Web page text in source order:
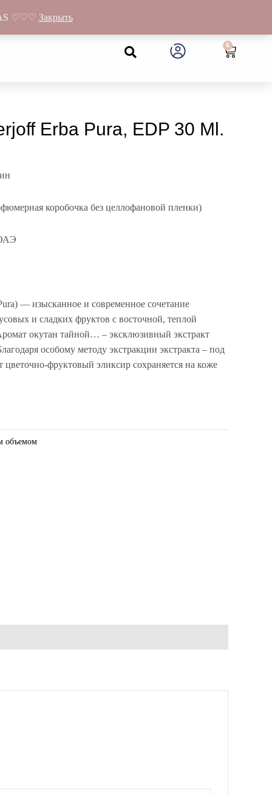
Search 0 Cart
Erba Pura, EDP 30 Ml.
коробочка без целлофановой пленки)
— изысканное и современное сочетание
и сладких фруктов с восточной, теплой
окутан тайной… – эксклюзивный экстракт
особому методу экстракции экстракта – под
цветочно-фруктовый эликсир сохраняется на коже
объемом
♡♡♡ Закрыть